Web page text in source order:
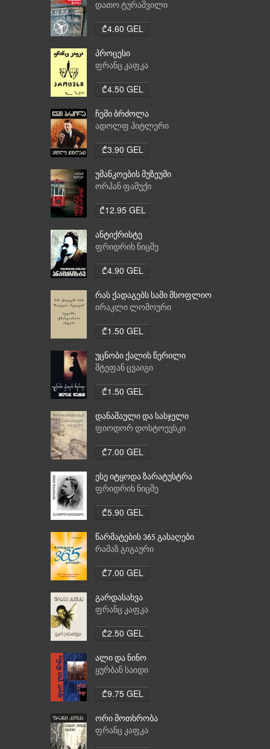
დათო ტურაშვილი
₾4.60 GEL
პროცესი
ფრანც კაფკა
₾4.50 GEL
ჩემი ბრძოლა
ადოლფ ჰიტლერი
₾3.90 GEL
უმანკოების მუზეუმი
ორჰან ფამუქი
₾12.95 GEL
ანტიქრისტე
ფრიდრიხ ნიცშე
₾4.90 GEL
რას ქადაგებს სამი მსოფლიო
რელიგია: ბუდიზმი,
ირაკლი ლომოური
₾1.50 GEL
უცნობი ქალის წერილი
შტეფან ცვაიგი
₾1.50 GEL
დანაშაული და სასჯელი
ფიოდორ დოსტოევსკი
₾7.00 GEL
ესე იტყოდა ზარატუსტრა
ფრიდრიხ ნიცშე
₾5.90 GEL
წარმატების 365 გასაღები
რამაზ გიგაური
₾7.00 GEL
გარდასახვა
ფრანც კაფკა
₾2.50 GEL
ალი და ნინო
ყურბან საიდი
₾9.75 GEL
ორი მოთხრობა
ფრანც კაფკა